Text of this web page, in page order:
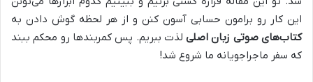
این کار رو برامون حسابی آسون کنن و از هر لحظه گوش دادن به
کتاب‌های صوتی زبان اصلیلذت ببریم. پس کمربندها رو محکم ببند
که سفر ماجراجویانه ما شروع شد!